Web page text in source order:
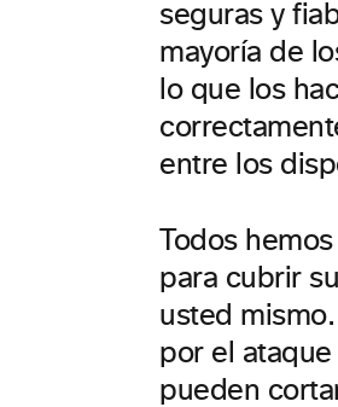
seguras y
mayoría de
lo que los
entre los
Todos
para cubrir
usted
por el
pueden